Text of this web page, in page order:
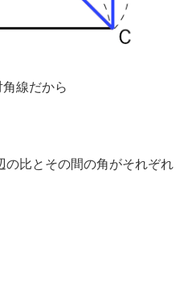
角線だから
比とその間の角がそれぞれ